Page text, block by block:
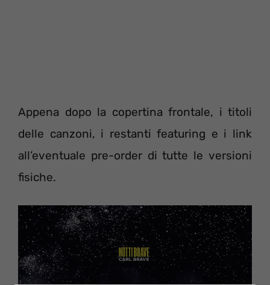
Appena dopo la copertina frontale, i titoli
delle canzoni, i restanti featuring e i link
all’eventuale pre-order di tutte le versioni
fisiche.